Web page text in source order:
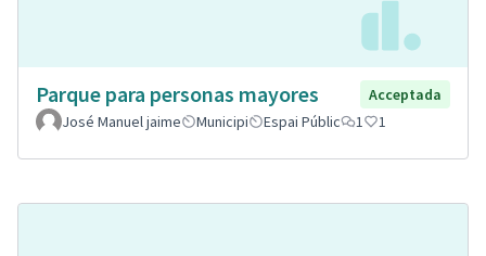
Parque para personas mayores
Acceptada
José Manuel jaime
Municipi Espai Públic 1 1